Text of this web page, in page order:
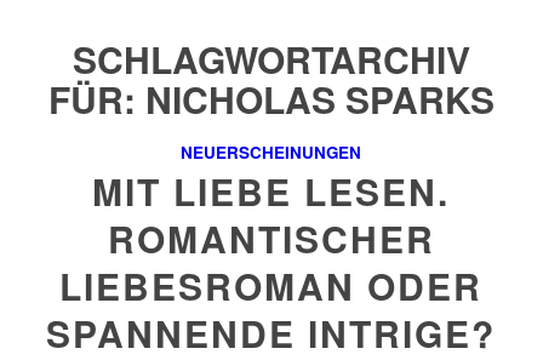
SCHLAGWORTARCHIV
FÜR: NICHOLAS SPARKS
NEUERSCHEINUNGEN
MIT LIEBE LESEN.
ROMANTISCHER
LIEBESROMAN ODER
SPANNENDE INTRIGE?